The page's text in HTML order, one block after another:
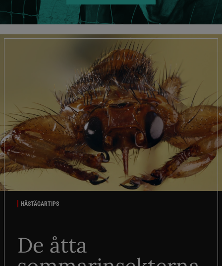
HÄSTÄGARTIPS
De åtta